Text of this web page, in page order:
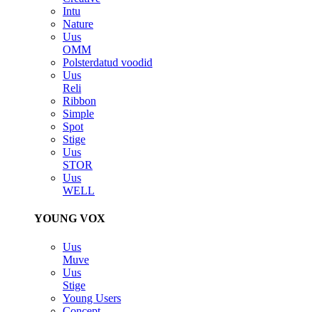
Intu
Nature
Uus
OMM
Polsterdatud voodid
Uus
Reli
Ribbon
Simple
Spot
Stige
Uus
STOR
Uus
WELL
YOUNG VOX
Uus
Muve
Uus
Stige
Young Users